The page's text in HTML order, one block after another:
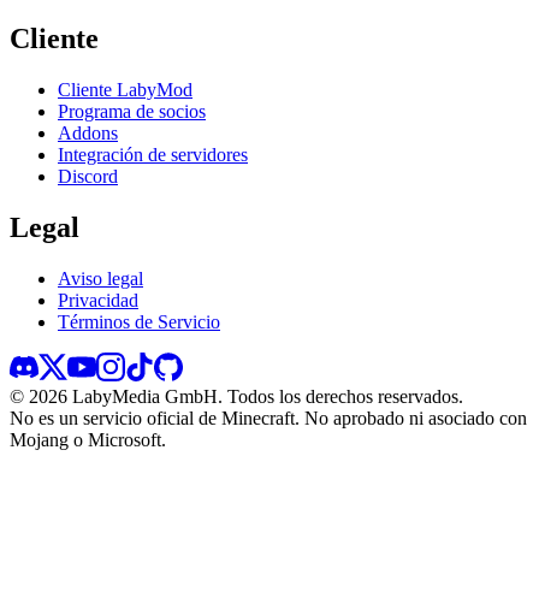
Cliente
Cliente LabyMod
Programa de socios
Addons
Integración de servidores
Discord
Legal
Aviso legal
Privacidad
Términos de Servicio
© 2026 LabyMedia GmbH. Todos los derechos reservados.
No es un servicio oficial de Minecraft. No aprobado ni asociado con
Mojang o Microsoft.